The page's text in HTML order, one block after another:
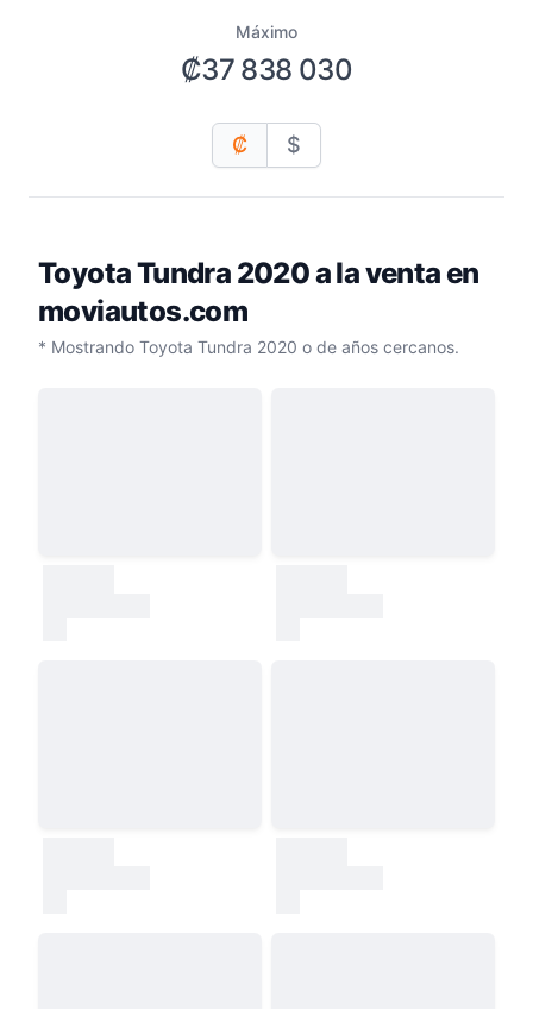
Máximo
₡37 838 030
₡ $
Toyota Tundra 2020a la venta en
moviautos.com
* Mostrando Toyota Tundra 2020 o de años cercanos.